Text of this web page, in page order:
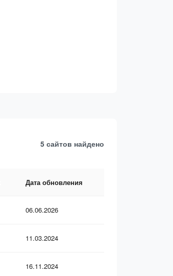
5 сайтов найдено
Дата обновления
06.06.2026
11.03.2024
16.11.2024